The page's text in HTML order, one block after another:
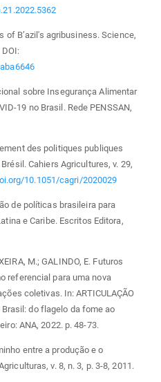
of B’azil's agribusiness. Science,
DOI:
sobre Insegurança Alimentar
19 no Brasil. Rede PENSSAN,
des politiques publiques
Cahiers Agricultures, v. 29,
10.1051/cagri/2020029
de políticas brasileira para
e Caribe. Escritos Editora,
M.; GALINDO, E. Futuros
referencial para uma nova
coletivas. In: ARTICULAÇÃO
Brasil: do flagelo da fome ao
ANA, 2022. p. 48-73.
entre a produção e o
v. 8, n. 3, p. 3-8, 2011.